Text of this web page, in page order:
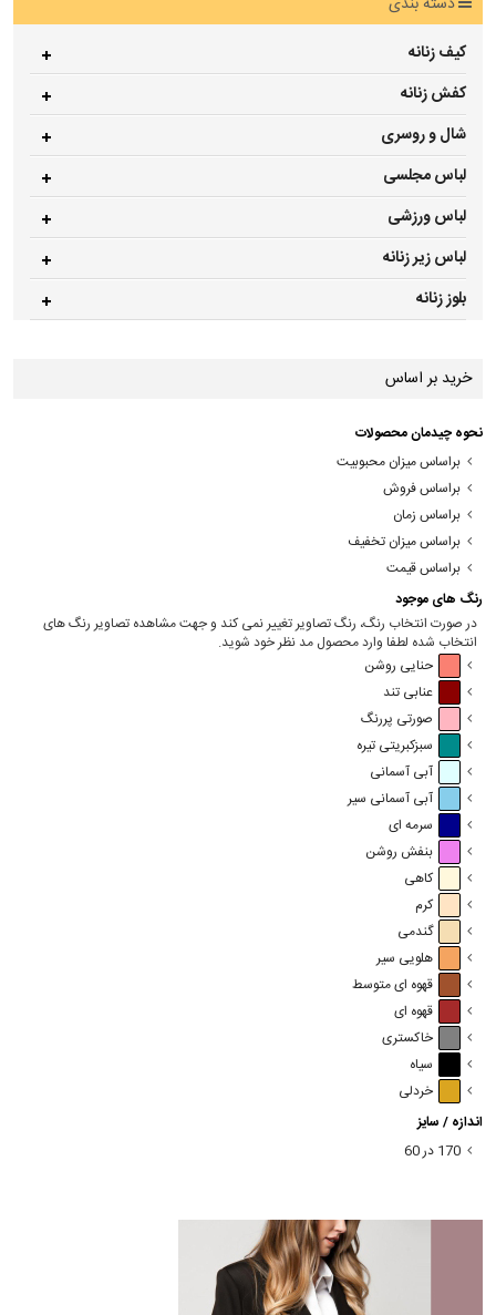
کیف زنانه
کفش زنانه
شال و روسری
لباس مجلسی
لباس ورزشی
لباس زیر زنانه
بلوز زنانه
خرید بر اساس
نحوه چیدمان محصولات
براساس میزان محبوبیت
براساس فروش
براساس زمان
براساس میزان تخفیف
براساس قیمت
رنگ های موجود
در صورت انتخاب رنگ، رنگ تصاویر تغییر نمی کند و جهت مشاهده تصاویر رنگ های
انتخاب شده لطفا وارد محصول مد نظر خود شوید.
حنایی روشن
عنابی تند
صورتی پررنگ
سبزکبریتی تیره
آبی آسمانی
آبی آسمانی سیر
سرمه ای
بنفش روشن
کاهی
کرم
گندمی
هلویی سیر
قهوه ای متوسط
قهوه ای
خاکستری
سیاه
خردلی
اندازه / سایز
170 در 60